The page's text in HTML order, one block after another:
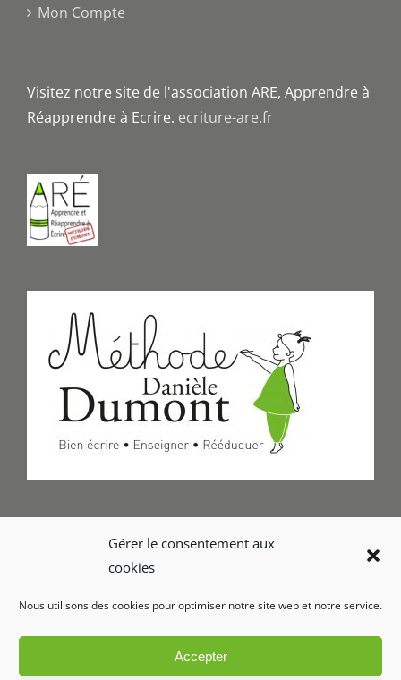
Gérer le consentement aux
cookies
Nous utilisons des cookies pour optimiser notre site web et notre service.
Accepter
Mon Compte
Visitez notre site de l'association ARE, Apprendre à
Réapprendre à Ecrire. ecriture-are.fr
Formulaire de Contact